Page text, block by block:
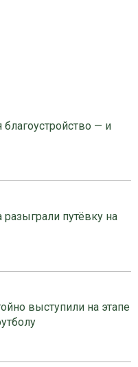
— и
путёвку на
выступили на этапе